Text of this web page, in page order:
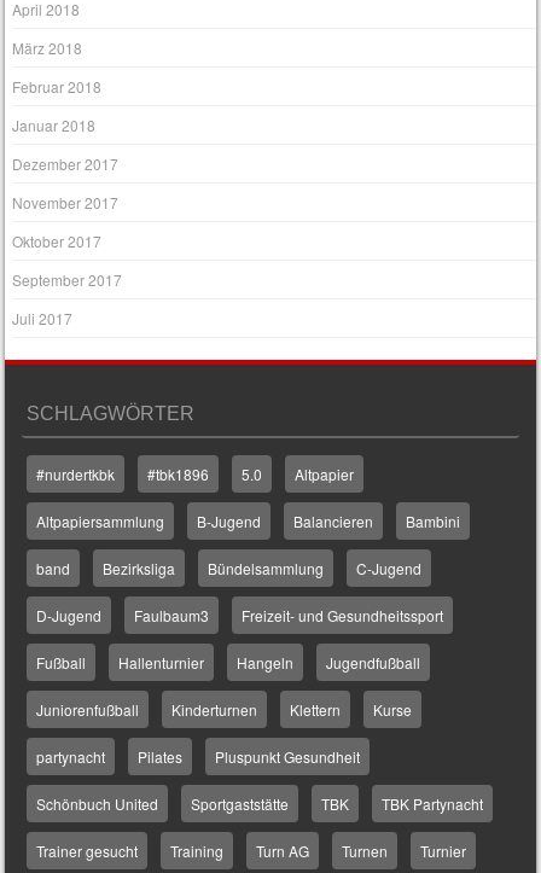
April 2018
März 2018
Februar 2018
Januar 2018
Dezember 2017
November 2017
Oktober 2017
September 2017
Juli 2017
SCHLAGWÖRTER
#nurdertkbk #tbk1896 5.0 Altpapier
Altpapiersammlung B-Jugend Balancieren Bambini
band Bezirksliga Bündelsammlung C-Jugend
D-Jugend Faulbaum3 Freizeit- und Gesundheitssport
Fußball Hallenturnier Hangeln Jugendfußball
Juniorenfußball Kinderturnen Klettern Kurse
partynacht Pilates Pluspunkt Gesundheit
Schönbuch United Sportgaststätte TBK TBK Partynacht
Trainer gesucht Training Turn AG Turnen Turnier